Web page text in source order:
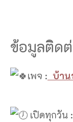
ข้อมูลติด
เพจ : บ้าน
เปิดทุกวัน :